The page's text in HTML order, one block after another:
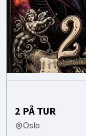
2 PÅ TUR
Oslo